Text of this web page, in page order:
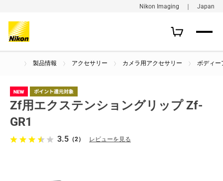
Nikon Imaging ｜ Japan
製品情報 アクセサリー カメラ用アクセサリー ボディー
Zf用エクステンショングリップ Zf-
GR1
3.5 （2） レビューを見る